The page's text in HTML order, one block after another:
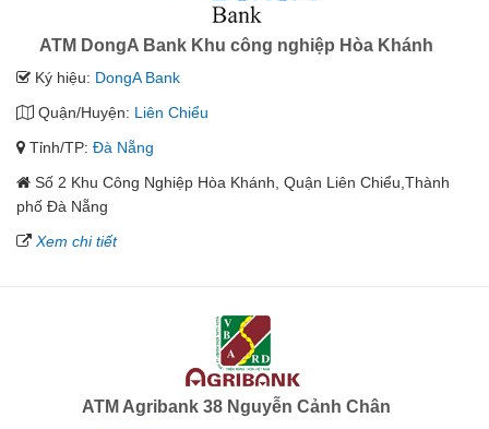
ATM DongA Bank Khu công nghiệp Hòa Khánh
Ký hiệu: DongA Bank
Quận/Huyện: Liên Chiểu
Tỉnh/TP: Đà Nẵng
Số 2 Khu Công Nghiệp Hòa Khánh, Quận Liên Chiểu,Thành
phố Đà Nẵng
Xem chi tiết
ATM Agribank 38 Nguyễn Cảnh Chân